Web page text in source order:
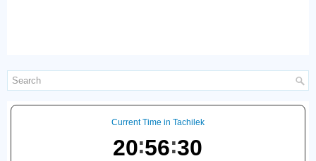
Current Time in Tachilek
20 56 31